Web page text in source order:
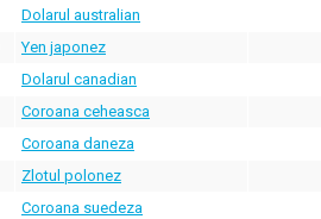
Dolarul australian
Yen japonez
Dolarul canadian
Coroana ceheasca
Coroana daneza
Zlotul polonez
Coroana suedeza